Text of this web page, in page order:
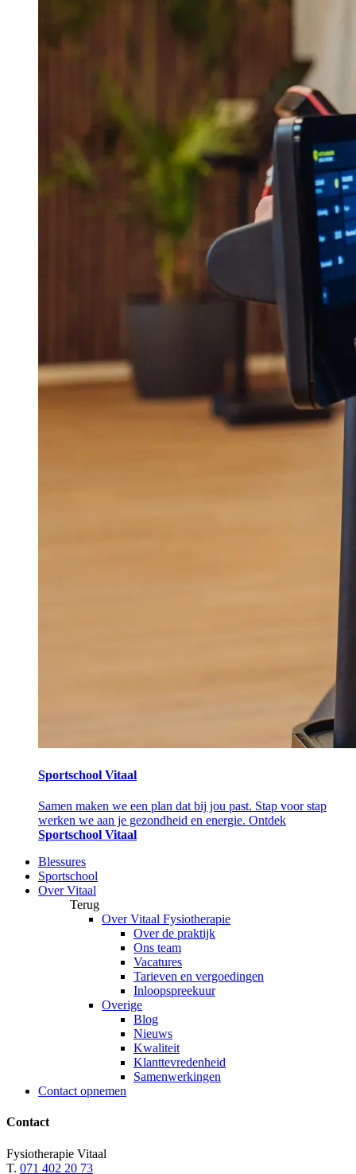
Sportschool Vitaal
Samen maken we een plan dat bij jou past. Stap voor stap
werken we aan je gezondheid en energie. Ontdek
Sportschool Vitaal
Blessures
Sportschool
Over Vitaal
Terug
Over Vitaal Fysiotherapie
Over de praktijk
Ons team
Vacatures
Tarieven en vergoedingen
Inloopspreekuur
Overige
Blog
Nieuws
Kwaliteit
Klanttevredenheid
Samenwerkingen
Contact opnemen
Contact
Fysiotherapie Vitaal
T. 071 402 20 73